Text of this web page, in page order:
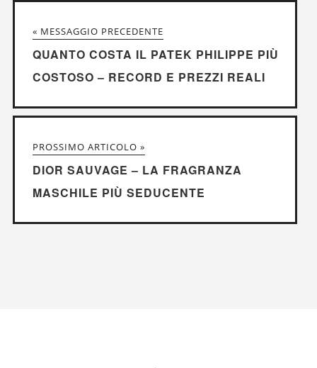
« MESSAGGIO PRECEDENTE
QUANTO COSTA IL PATEK PHILIPPE PIÙ
COSTOSO – RECORD E PREZZI REALI
PROSSIMO ARTICOLO »
DIOR SAUVAGE – LA FRAGRANZA
MASCHILE PIÙ SEDUCENTE